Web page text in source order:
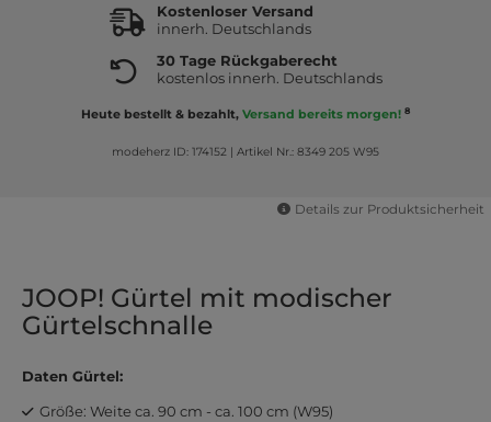
Kostenloser Versand
innerh. Deutschlands
30 Tage Rückgaberecht
kostenlos innerh. Deutschlands
Heute bestellt & bezahlt, Versand bereits morgen! 8
modeherz ID: 174152 Artikel Nr.: 8349 205 W95
Details zur Produktsicherheit
JOOP! Gürtel mit modischer
Gürtelschnalle
Daten Gürtel:
Größe: Weite ca. 90 cm - ca. 100 cm (W95)